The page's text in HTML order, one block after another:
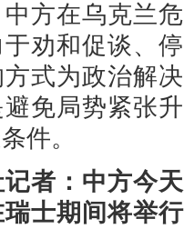
方在乌克兰
劝和促谈、
式为政治解
免局势紧张
件。
者：中方今
士期间将举